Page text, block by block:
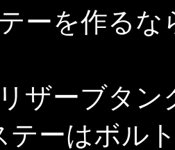
ーを作る
リザーブタ
テーはボル